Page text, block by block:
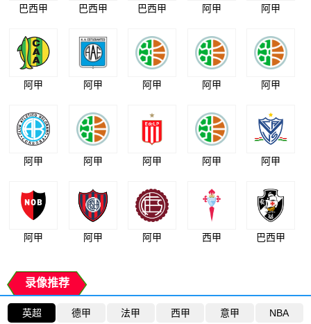
巴西甲 巴西甲 巴西甲 阿甲 阿甲
阿甲 阿甲 阿甲 阿甲 阿甲
阿甲 阿甲 阿甲 阿甲 阿甲
阿甲 阿甲 阿甲 西甲 巴西甲
录像推荐
英超 德甲 法甲 西甲 意甲 NBA